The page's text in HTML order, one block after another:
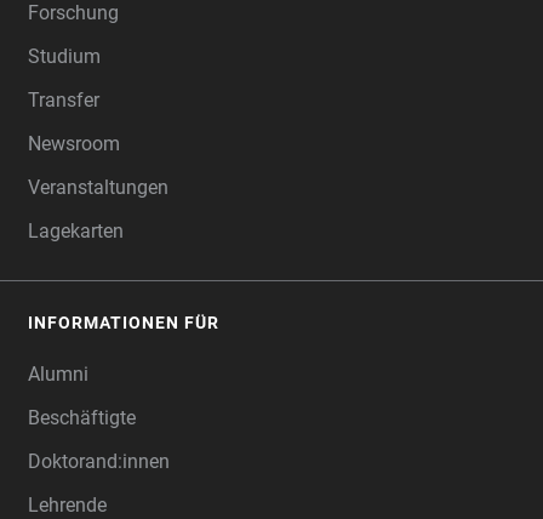
Forschung
Studium
Transfer
Newsroom
Veranstaltungen
Lagekarten
INFORMATIONEN FÜR
Alumni
Beschäftigte
Doktorand:innen
Lehrende